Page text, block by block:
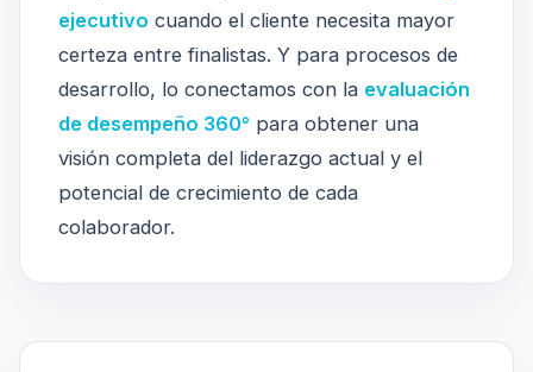
ejecutivo cuando el cliente necesita mayor
certeza entre finalistas. Y para procesos de
desarrollo, lo conectamos con la evaluación
de desempeño 360° para obtener una
visión completa del liderazgo actual y el
potencial de crecimiento de cada
colaborador.